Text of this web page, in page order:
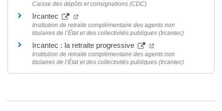
Caisse des dépôts et consignations (CDC)
Ircantec
Institution de retraite complémentaire des agents non
titulaires de l’État et des collectivités publiques (Ircantec)
Ircantec : la retraite progressive
Institution de retraite complémentaire des agents non
titulaires de l’État et des collectivités publiques (Ircantec)